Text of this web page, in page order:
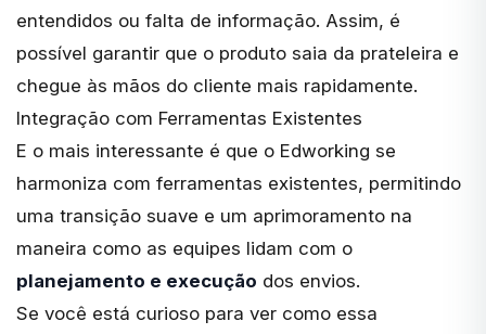
entendidos ou falta de informação. Assim, é
possível garantir que o produto saia da prateleira e
chegue às mãos do cliente mais rapidamente.
Integração com Ferramentas Existentes
E o mais interessante é que o Edworking se
harmoniza com ferramentas existentes, permitindo
uma transição suave e um aprimoramento na
maneira como as equipes lidam com o
planejamento e execução dos envios.
Se você está curioso para ver como essa